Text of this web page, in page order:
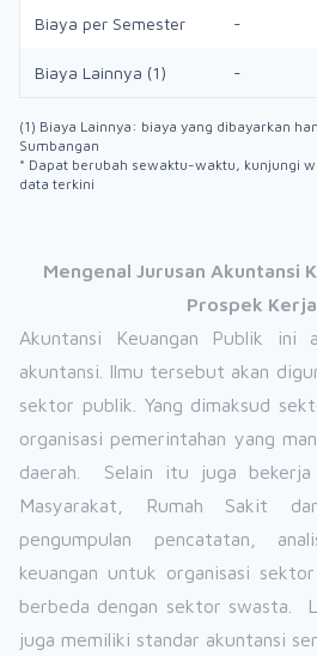
Biaya per Semester -
Biaya Lainnya (1) -
(1) Biaya Lainnya: biaya yang dibayarkan
Sumbangan
* Dapat berubah sewaktu-waktu, kunjungi
data terkini
Mengenal Jurusan Akuntansi
Prospek
Akuntansi Keuangan Publik ini
akuntansi. Ilmu tersebut akan
sektor publik. Yang dimaksud
organisasi pemerintahan yang
daerah. Selain itu juga bekerja
Masyarakat, Rumah Sakit
pengumpulan pencatatan,
keuangan untuk organisasi
berbeda dengan sektor swasta.
juga memiliki standar akuntansi